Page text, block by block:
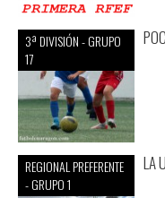
3ª DIVISIÓN - GRUPO
17
REGIONAL PREFERENTE
- GRUPO 1
LA